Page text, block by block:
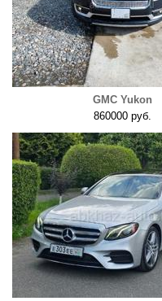
GMC Yukon
860000 руб.